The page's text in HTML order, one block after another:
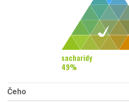
sacharidy
49%
Čeho